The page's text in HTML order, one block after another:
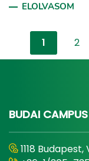
ELOLVASOM
1 2
BUDAI CAMPUS
1118